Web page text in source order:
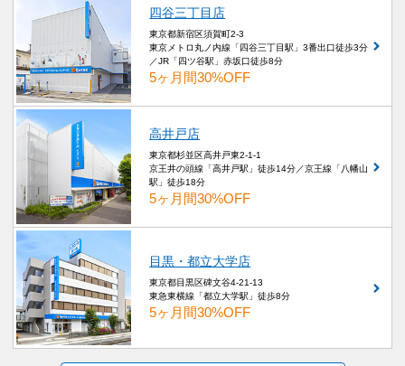
四谷三丁目店
東京都新宿区須賀町2-3
東京メトロ丸ノ内線「四谷三丁目駅」3番出口徒歩3分
／JR「四ツ谷駅」赤坂口徒歩8分
5ヶ月間30%OFF
高井戸店
東京都杉並区高井戸東2-1-1
京王井の頭線「高井戸駅」徒歩14分／京王線「八幡山
駅」徒歩18分
5ヶ月間30%OFF
目黒・都立大学店
東京都目黒区碑文谷4-21-13
東急東横線「都立大学駅」徒歩8分
5ヶ月間30%OFF